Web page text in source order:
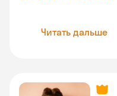
Читать дальше